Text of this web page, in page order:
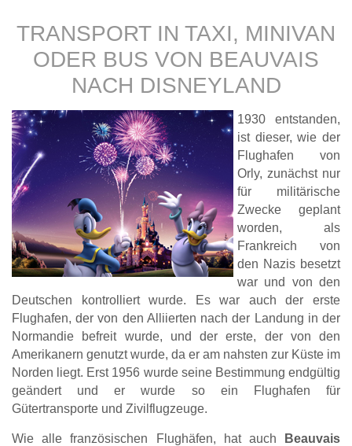
TRANSPORT IN TAXI, MINIVAN
ODER BUS VON BEAUVAIS
NACH DISNEYLAND
1930 entstanden,
ist dieser, wie der
Flughafen von
Orly, zunächst nur
für militärische
Zwecke geplant
worden, als
Frankreich von
den Nazis besetzt
war und von den
Deutschen kontrolliert wurde. Es war auch der erste
Flughafen, der von den Alliierten nach der Landung in der
Normandie befreit wurde, und der erste, der von den
Amerikanern genutzt wurde, da er am nahsten zur Küste im
Norden liegt. Erst 1956 wurde seine Bestimmung endgültig
geändert und er wurde so ein Flughafen für
Gütertransporte und Zivilflugzeuge.
Wie alle französischen Flughäfen, hat auch
Beauvais